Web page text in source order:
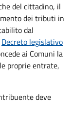
del cittadino, il
dei tributi in
dal
Decreto legislativo
ai Comuni la
proprie entrate,
deve